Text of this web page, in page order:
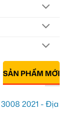
SẢN PHẨM MỚI
2021 - Địa